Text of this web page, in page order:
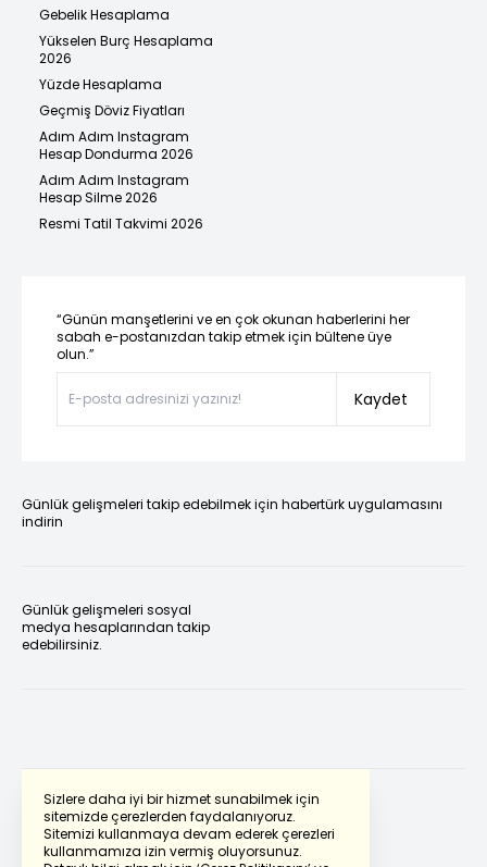
Sizlere daha iyi bir hizmet sunabilmek için
sitemizde çerezlerden faydalanıyoruz.
Sitemizi kullanmaya devam ederek çerezleri
kullanmamıza izin vermiş oluyorsunuz.
Gebelik Hesaplama
Yükselen Burç Hesaplama
2026
Yüzde Hesaplama
Geçmiş Döviz Fiyatları
Adım Adım Instagram
Hesap Dondurma 2026
Adım Adım Instagram
Hesap Silme 2026
Resmi Tatil Takvimi 2026
“Günün manşetlerini ve en çok okunan haberlerini her
sabah e-postanızdan takip etmek için bültene üye
olun.”
Kaydet
Günlük gelişmeleri takip edebilmek için habertürk uygulamasını
indirin
Günlük gelişmeleri sosyal
medya hesaplarından takip
edebilirsiniz.
Powered by Translate